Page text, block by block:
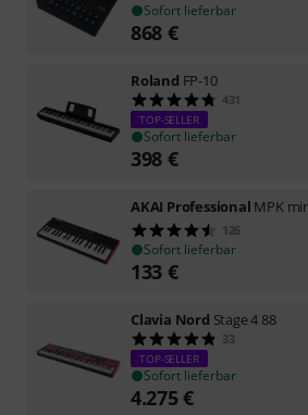
Sofort lieferbar
868 €
Roland FP-10
431
TOP-SELLER
Sofort lieferbar
398 €
AKAI Professional MPK
126
Sofort lieferbar
133 €
Clavia Nord Stage 4 88
33
TOP-SELLER
Sofort lieferbar
4.275€